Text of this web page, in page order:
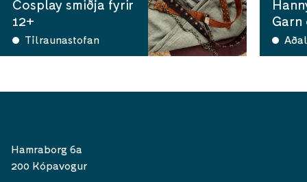
Cosplay smiðja fyrir
12+
Tilraunastofan
Garn
Hamraborg 6a
200 Kópavogur